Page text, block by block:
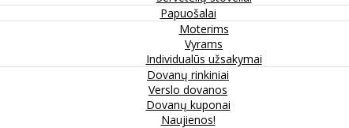
Papuošalai
Moterims
Vyrams
Individualūs užsakymai
Dovanų rinkiniai
Verslo dovanos
Dovanų kuponai
Naujienos!